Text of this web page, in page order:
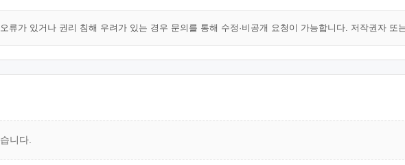
류가 있거나 권리 침해 우려가 있는 경우 문의를 통해 수정·비공개 요청이 가능합니다. 저작권자
니다.